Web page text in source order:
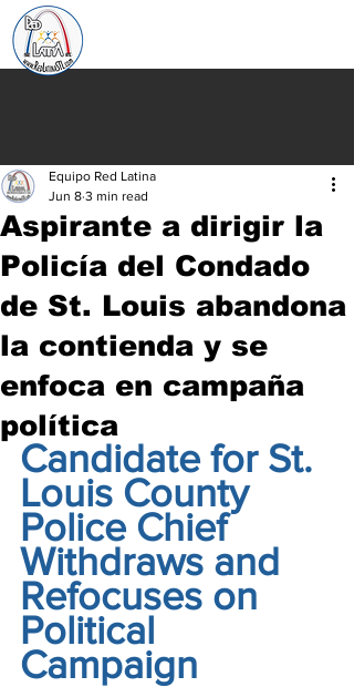
Aspirante a dirigir la
Policía del Condado
de St. Louis abandona
la contienda y se
enfoca en campaña
política
Equipo Red Latina
Jun 8 3 min read
Candidate for St.
Louis County
Police Chief
Withdraws and
Refocuses on
Political
Campaign